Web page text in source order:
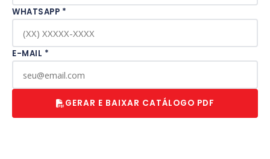
WHATSAPP *
E-MAIL *
GERAR E BAIXAR CATÁLOGO PDF